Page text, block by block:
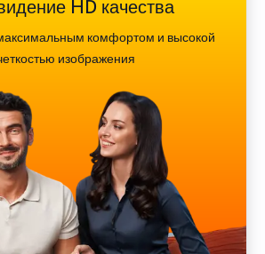
HD качества
комфортом и высокой
изображения